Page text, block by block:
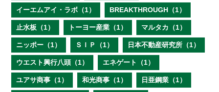
イーエムアイ・ラボ（1） BREAKTHROUGH（1）
止水板（1） トーヨー産業（1） マルタカ（1）
ニッポー（1） ＳＩＰ（1） 日本不動産研究所（1）
ウエスト興行八頭（1） エネゲート（1）
ユアサ商事（1） 和光商事（1） 日亜鋼業（1）